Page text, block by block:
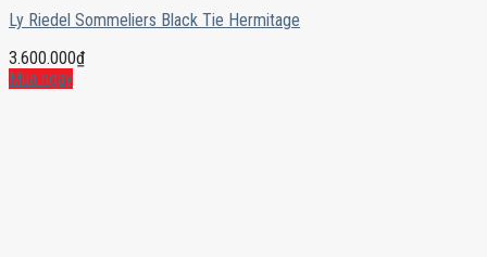
Ly Riedel Sommeliers Black Tie Hermitage
3.600.000₫
Mua ngay